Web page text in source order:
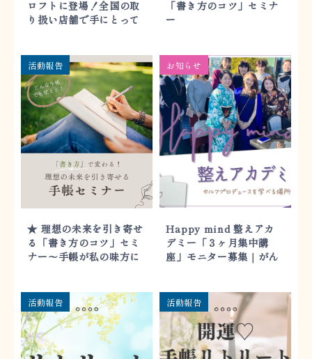
ロフトに登場！全国の取
り扱い店舗で手にとって
「書き方のコツ」セミナ
ー
活動報告
★ 理想の未来を引き寄せ
る「書き方のコツ」セミ
ナー〜手帳が私の味方に
お知らせ
Happy mind 整えアカ
デミー「３ヶ月集中講
座」モニター募集｜がん
活動報告 活動報告